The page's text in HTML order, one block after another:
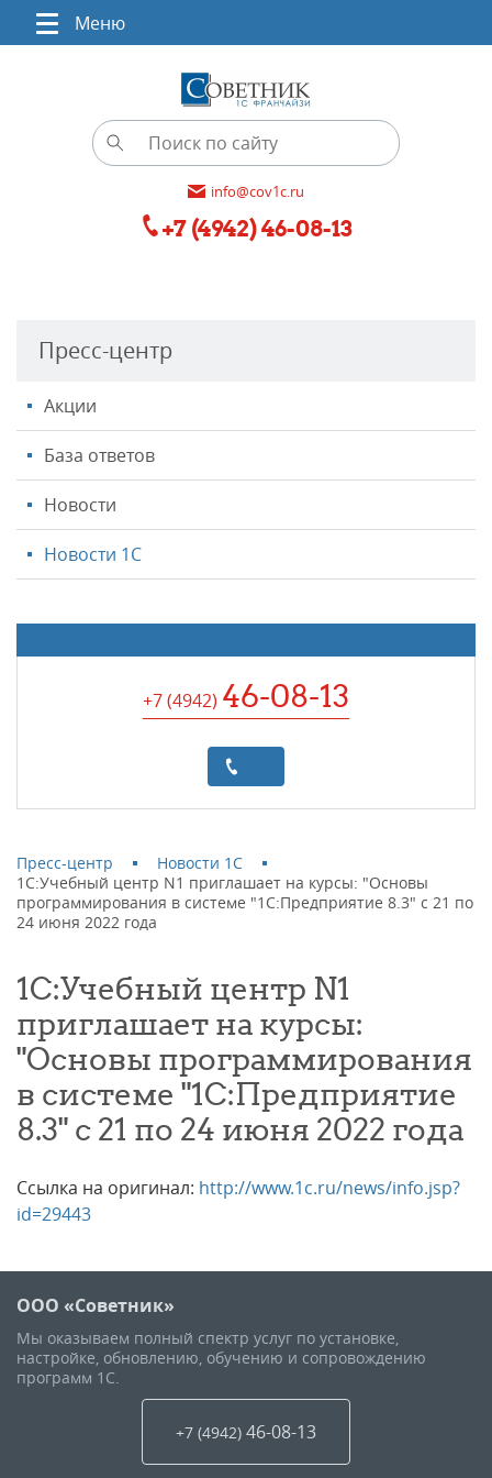
Меню
info@cov1c.ru
+7 (4942) 46-08-13
Пресс-центр
Акции
База ответов
Новости
Новости 1С
+7 (4942) 46-08-13
Пресс-центр
Новости 1С
1С:Учебный центр N1 приглашает на курсы: "Основы
программирования в системе "1C:Предприятие 8.3" с 21 по
24 июня 2022 года
1С:Учебный центр N1
приглашает на курсы:
"Основы программирования
в системе "1C:Предприятие
8.3" с 21 по 24 июня 2022 года
Ссылка на оригинал: http://www.1c.ru/news/info.jsp?
id=29443
ООО «Советник»
Мы оказываем полный спектр услуг по установке,
настройке, обновлению, обучению и сопровождению
программ 1С.
+7 (4942) 46-08-13